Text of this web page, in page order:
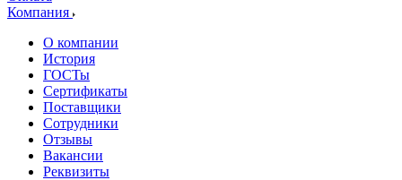
Компания
О компании
История
ГОСТы
Сертификаты
Поставщики
Сотрудники
Отзывы
Вакансии
Реквизиты